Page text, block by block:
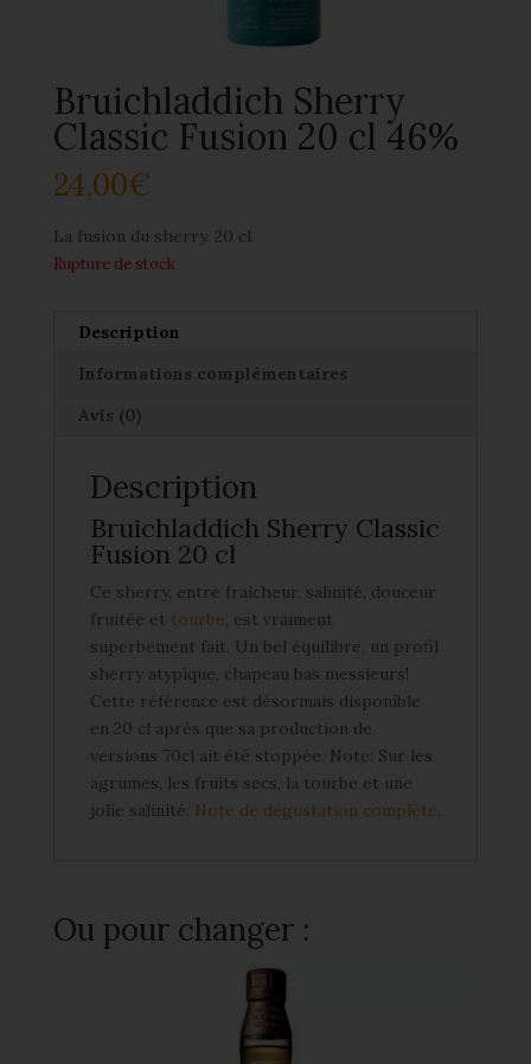
Bruichladdich Sherry
Classic Fusion 20 cl 46%
24,00€
La fusion du sherry. 20 cl.
Rupture de stock
Description
Informations complémentaires
Avis (0)
Description
Bruichladdich Sherry Classic
Fusion 20 cl
Ce sherry, entre fraicheur, salinité, douceur
fruitée et tourbe, est vraiment
superbement fait. Un bel équilibre, un profil
sherry atypique, chapeau bas messieurs!
Cette référence est désormais disponible
en 20 cl après que sa production de
versions 70cl ait été stoppée. Note: Sur les
agrumes, les fruits secs, la tourbe et une
jolie salinité. Note de dégustation complète.
Ou pour changer :